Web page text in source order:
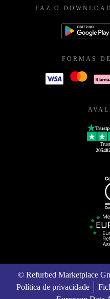
FAZ O
FORMAS
© Refurbed Marketplace
Política de privacidade